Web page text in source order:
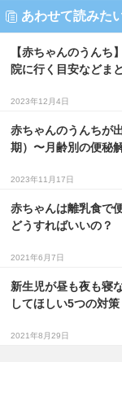
あわせて読みた
【赤ちゃんのうんち
院に行く目安などま
2023年12月4日
赤ちゃんのうんちが
期）〜月齢別の便秘
2023年11月17日
赤ちゃんは離乳食で
どうすればいいの？
2021年6月7日
新生児が昼も夜も寝
してほしい5つの対策
2021年8月29日